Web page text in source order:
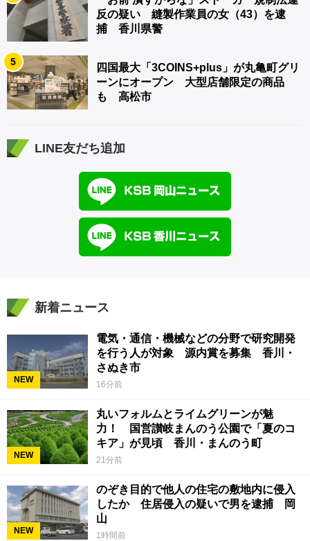
反の疑い 縫製作業員の女（43）を逮
捕 香川県警
5
四国最大「3COINS+plus」が丸亀町グリ
ーンにオープン 大型店舗限定の商品
も 高松市
LINE友だち追加
新着ニュース
NEW
電気・通信・機械などの分野で研究開発
を行う人が対象 源内賞を募集 香川・
さぬき市
16分前
NEW
丸いフォルムとライムグリーンが魅
力！ 国営讃岐まんのう公園で「夏のコ
キア」が見頃 香川・まんのう町
21分前
NEW
のぞき目的で他人の住宅の敷地内に侵入
したか 住居侵入の疑いで男を逮捕 岡
山
1時間前